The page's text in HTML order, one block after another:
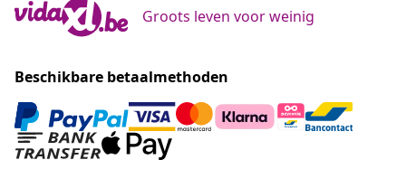
Groots leven voor weinig
Beschikbare betaalmethoden